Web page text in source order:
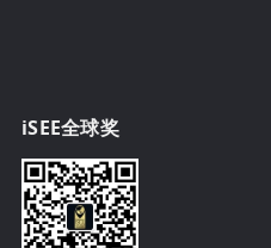
iSEE全球奖